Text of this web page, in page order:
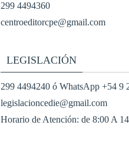
299 4494360
centroeditorcpe@gmail.com
LEGISLACIÓN
299 4494240 ó WhatsApp +54 9
legislacioncedie@gmail.com
Horario de Atención: de 8:00 A